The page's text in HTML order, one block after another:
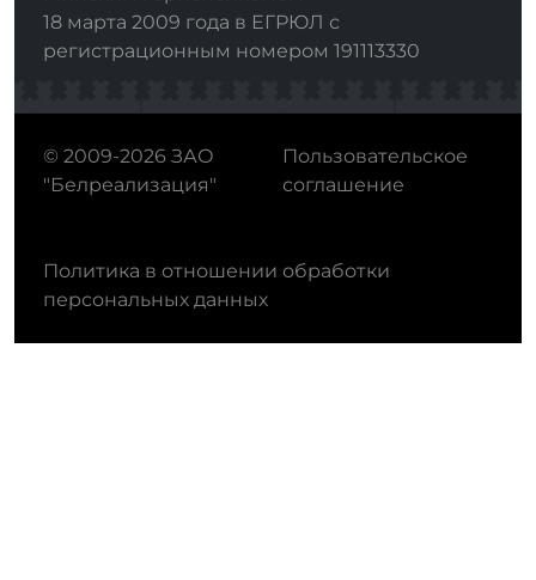
18 марта 2009 года в ЕГРЮЛ с
регистрационным номером 191113330
© 2009-2026 ЗАО
"Белреализация"
Пользовательское
соглашение
Политика в отношении обработки
персональных данных